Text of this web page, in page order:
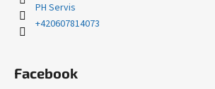
PH Servis
+420607814073
Facebook